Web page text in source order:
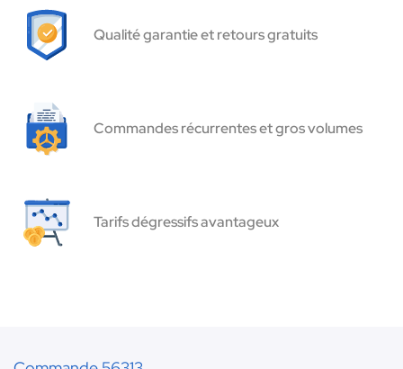
Qualité garantie et retours gratuits
Commandes récurrentes et gros volumes
Tarifs dégressifs avantageux